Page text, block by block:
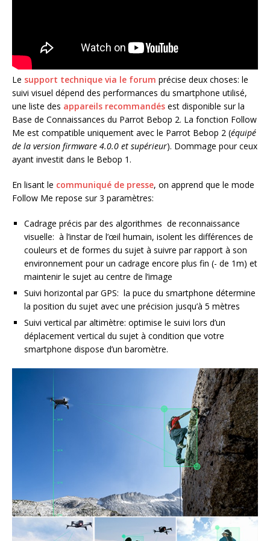
Le support technique via le forum précise deux choses: le
suivi visuel dépend des performances du smartphone utilisé,
une liste des appareils recommandés est disponible sur la
Base de Connaissances du Parrot Bebop 2. La fonction Follow
Me est compatible uniquement avec le Parrot Bebop 2 (équipé
de la version firmware 4.0.0 et supérieur). Dommage pour ceux
ayant investit dans le Bebop 1.
En lisant le communiqué de presse, on apprend que le mode
Follow Me repose sur 3 paramètres:
Cadrage précis par des algorithmes de reconnaissance
visuelle: à l’instar de l’œil humain, isolent les différences de
couleurs et de formes du sujet à suivre par rapport à son
environnement pour un cadrage encore plus fin (- de 1m) et
maintenir le sujet au centre de l’image
Suivi horizontal par GPS: la puce du smartphone détermine
la position du sujet avec une précision jusqu’à 5 mètres
Suivi vertical par altimètre: optimise le suivi lors d’un
déplacement vertical du sujet à condition que votre
smartphone dispose d’un baromètre.